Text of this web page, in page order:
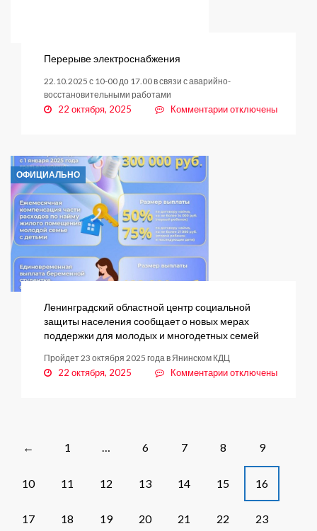
Перерыве электроснабжения
22.10.2025 с 10-00 до 17.00 в связи с аварийно-
восстановительными работами
22 октября, 2025 Комментариикотключены
ОФИЦИАЛЬНО
Ленинградский областной центр социальной
защиты населения сообщает о новых мерах
поддержки для молодых и многодетных семей
Пройдет 23 октября 2025 года в Янинском КДЦ
22 октября, 2025 Комментариик
социальной
населения
сообщает
мерах
отключены
Posts
navigation
← 1 … 6 7 8 9
10 11 12 13 14 15 16
17 18 19 20 21 22 23